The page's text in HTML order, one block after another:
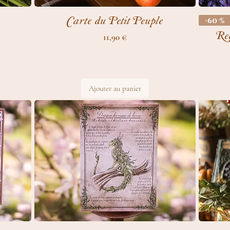
Carte du Petit Peuple
Prix
11,90 €
Ajouter au panier
-60 %